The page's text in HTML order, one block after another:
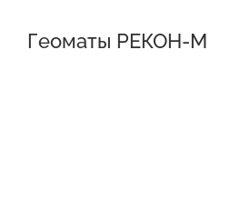
Геоматы РЕКОН-М